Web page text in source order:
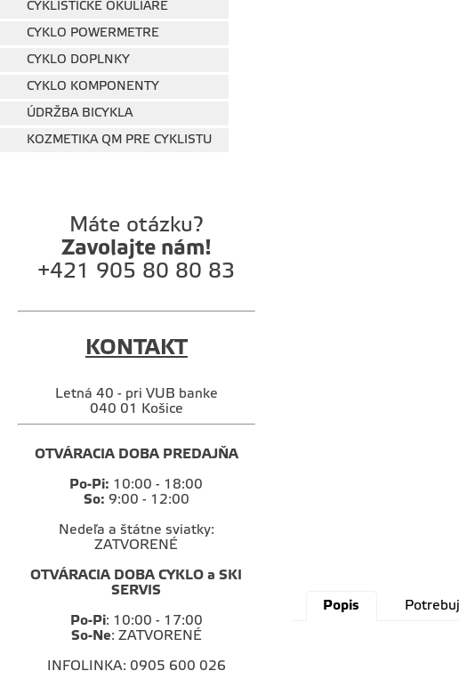
CYKLISTICKÉ OKULIARE
CYKLO POWERMETRE
CYKLO DOPLNKY
CYKLO KOMPONENTY
ÚDRŽBA BICYKLA
KOZMETIKA QM PRE CYKLISTU
Máte otázku?
Zavolajte nám!
+421 905 80 80 83
KONTAKT
Letná 40 - pri VUB banke
040 01 Košice
OTVÁRACIA DOBA PREDAJŇA
Po-Pi: 10:00 - 18:00
So: 9:00 - 12:00
Nedeľa a štátne sviatky:
ZATVORENÉ
OTVÁRACIA DOBA CYKLO a SKI
SERVIS
Po-Pi: 10:00 - 17:00
So-Ne: ZATVORENÉ
INFOLINKA: 0905 600 026
Popis